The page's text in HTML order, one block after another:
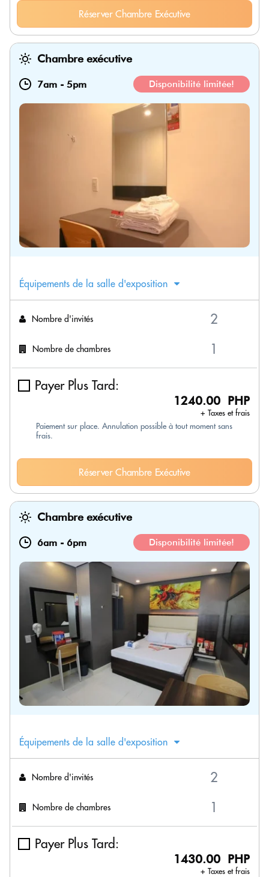
Réserver Chambre Exécutive
Chambre exécutive
7am - 5pm Disponibilité limitée!
Équipements de la salle d'exposition
Nombre d'invités
Nombre de chambres
Payer Plus Tard:
1240.00 PHP
+ Taxes et frais
Paiement sur place. Annulation possible à tout moment sans
frais.
Réserver Chambre Exécutive
Chambre exécutive
6am - 6pm Disponibilité limitée!
Équipements de la salle d'exposition
Nombre d'invités
Nombre de chambres
Payer Plus Tard:
1430.00 PHP
+ Taxes et frais